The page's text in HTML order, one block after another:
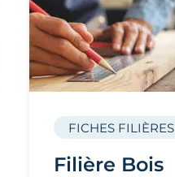
Filière Bois
FICHES FILIÈRES